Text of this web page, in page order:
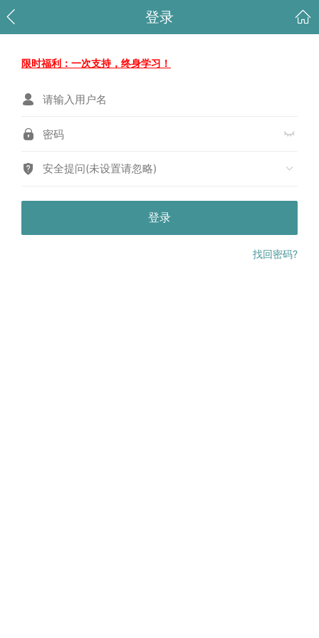
登录
限时福利：一次支持，终身学习！
安全提问(未设置请忽略)
登录
找回密码?